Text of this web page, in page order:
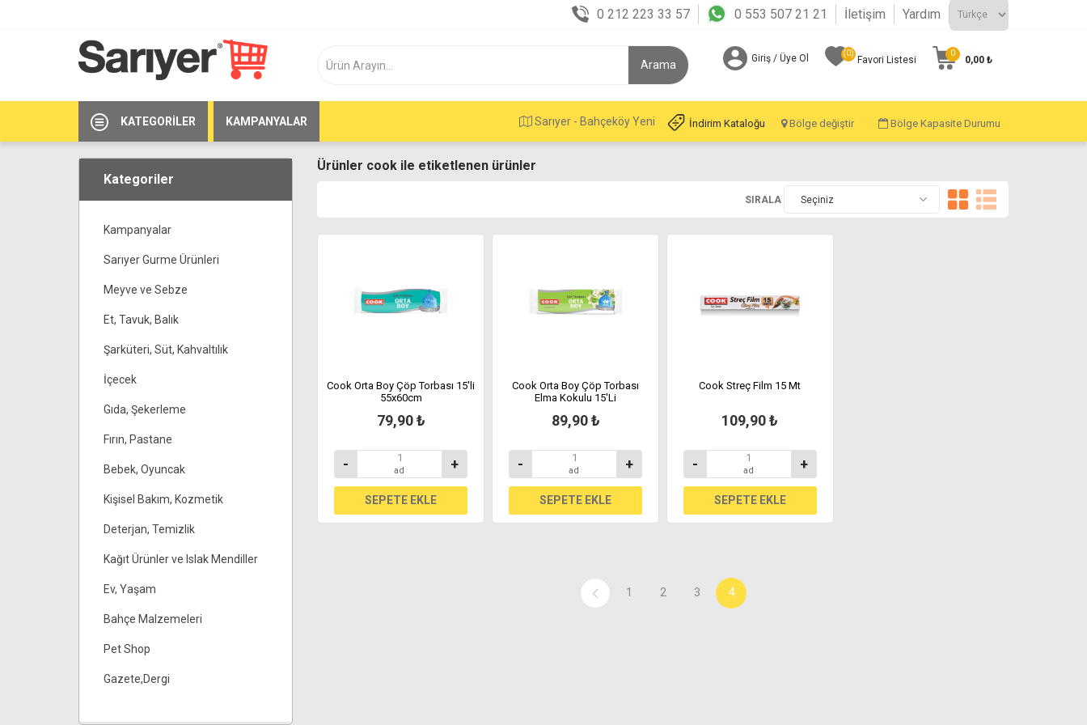
0 212 223 33 57 0 553 507 21 21 İletişim Yardım
Giriş / Üye Ol Favori Listesi
(0) 0
0,00 ₺
KATEGORILER KAMPANYALAR Sarıyer - Bahçeköy Yeni İndirim Kataloğu Bölge değiştir Bölge Kapasite Durumu
Kategoriler
Kampanyalar
Sarıyer Gurme Ürünleri
Meyve ve Sebze
Et, Tavuk, Balık
Şarküteri, Süt, Kahvaltılık
İçecek
Gıda, Şekerleme
Fırın, Pastane
Bebek, Oyuncak
Kişisel Bakım, Kozmetik
Deterjan, Temizlik
Kağıt Ürünler ve Islak Mendiller
Ev, Yaşam
Bahçe Malzemeleri
Pet Shop
Gazete,Dergi
Ürünler cook ile etiketlenen ürünler
SIRALA
Cook Orta Boy Çöp Torbası 15'li
55x60cm
79,90 ₺
- ad +
Cook Orta Boy Çöp Torbası
Elma Kokulu 15'Li
89,90 ₺
- ad +
Cook Streç Film 15 Mt
109,90 ₺
- ad +
1 2 3 4